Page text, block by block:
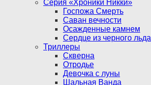
Серия «Хроники Никки»
Госпожа Смерть
Саван вечности
Осажденные камнем
Сердце из черного льда
Триллеры
Скверна
Отродье
Девочка с луны
Шальная Ванда